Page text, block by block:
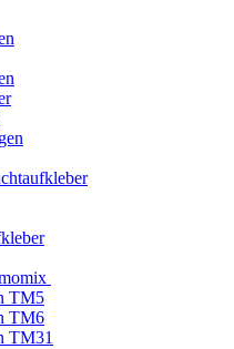
TM5
TM6
TM31